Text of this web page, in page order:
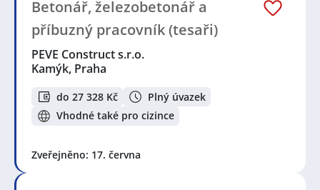
Betonář, železobetonář a
příbuzný pracovník (tesaři)
PEVE Construct s.r.o.
Kamýk, Praha
do 27 328 Kč
Plný úvazek
Vhodné také pro cizince
Zveřejněno: 17. června